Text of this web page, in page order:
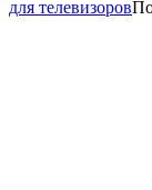
для телевизоров